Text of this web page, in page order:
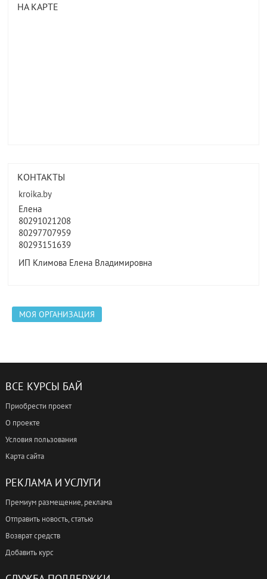
НА КАРТЕ
КОНТАКТЫ
kroika.by
Елена
80291021208
80297707959
80293151639
ИП Климова Елена Владимировна
МОЯ ОРГАНИЗАЦИЯ
ВСЕ КУРСЫ БАЙ
Приобрести проект
О проекте
Условия пользования
Карта сайта
РЕКЛАМА И УСЛУГИ
Премиум размещение, реклама
Отправить новость, статью
Возврат средств
Добавить курс